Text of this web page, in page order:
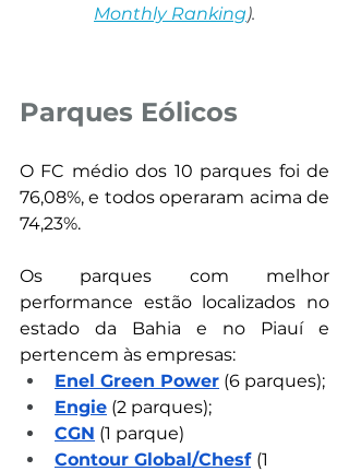
Monthly Ranking).
Parques Eólicos
O FC médio dos 10 parques foi de
76,08%, e todos operaram acima de
74,23%.
Os parques com melhor
performance estão localizados no
estado da Bahia e no Piauí e
pertencem às empresas:
Enel Green Power (6 parques);
Engie (2 parques);
CGN (1 parque)
Contour Global/Chesf (1